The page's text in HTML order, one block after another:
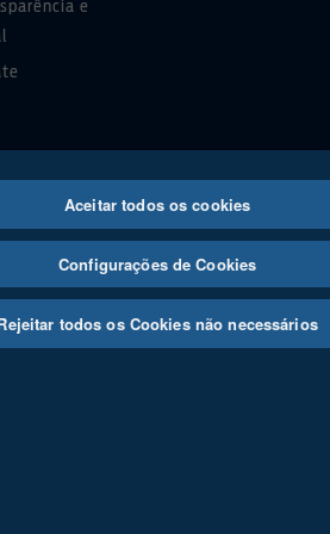
e
Configurações de Cookies
todos os Cookies não necessários
Aceitar todos os cookies